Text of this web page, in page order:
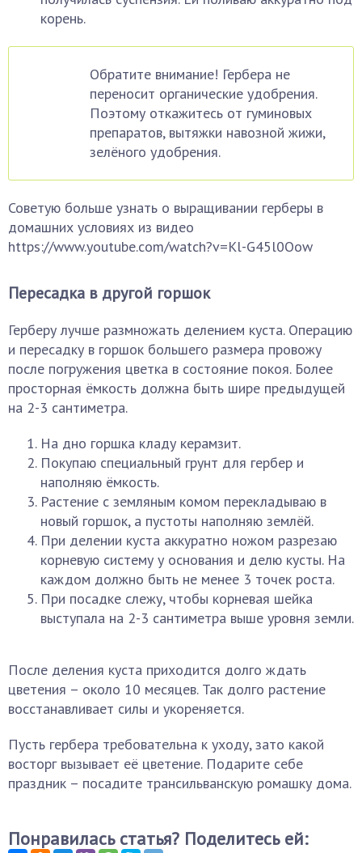
корень.
Обратите внимание! Гербера не
переносит органические удобрения.
Поэтому откажитесь от гуминовых
препаратов, вытяжки навозной жижи,
зелёного удобрения.
Советую больше узнать о выращивании герберы в
домашних условиях из видео
https://www.youtube.com/watch?v=Kl-G45l0Oow
Пересадка в другой горшок
Герберу лучше размножать делением куста. Операцию
и пересадку в горшок большего размера провожу
после погружения цветка в состояние покоя. Более
просторная ёмкость должна быть шире предыдущей
на 2-3 сантиметра.
На дно горшка кладу керамзит.
Покупаю специальный грунт для гербер и
наполняю ёмкость.
Растение с земляным комом перекладываю в
новый горшок, а пустоты наполняю землёй.
При делении куста аккуратно ножом разрезаю
корневую систему у основания и делю кусты. На
каждом должно быть не менее 3 точек роста.
При посадке слежу, чтобы корневая шейка
выступала на 2-3 сантиметра выше уровня земли.
После деления куста приходится долго ждать
цветения – около 10 месяцев. Так долго растение
восстанавливает силы и укореняется.
Пусть гербера требовательна к уходу, зато какой
восторг вызывает её цветение. Подарите себе
праздник – посадите трансильванскую ромашку дома.
Понравилась статья? Поделитесь ей: